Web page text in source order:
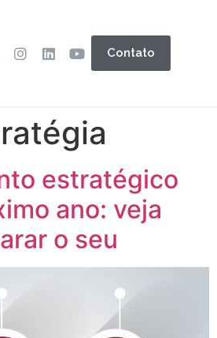
Contato
estratégico
ano: veja
o seu